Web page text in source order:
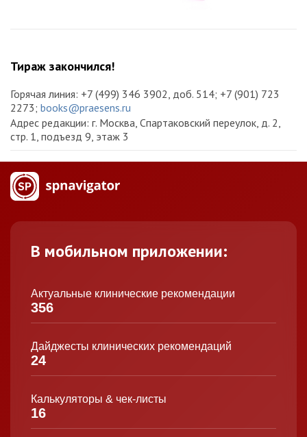
Тираж закончился!
Горячая линия: +7 (499) 346 3902, доб. 514; +7 (901) 723
2273; books@praesens.ru
Адрес редакции: г. Москва, Спартаковский переулок, д. 2,
стр. 1, подъезд 9, этаж 3
В мобильном приложении:
Актуальные клинические рекомендации
356
Дайджесты клинических рекомендаций
24
Калькуляторы & чек-листы
16